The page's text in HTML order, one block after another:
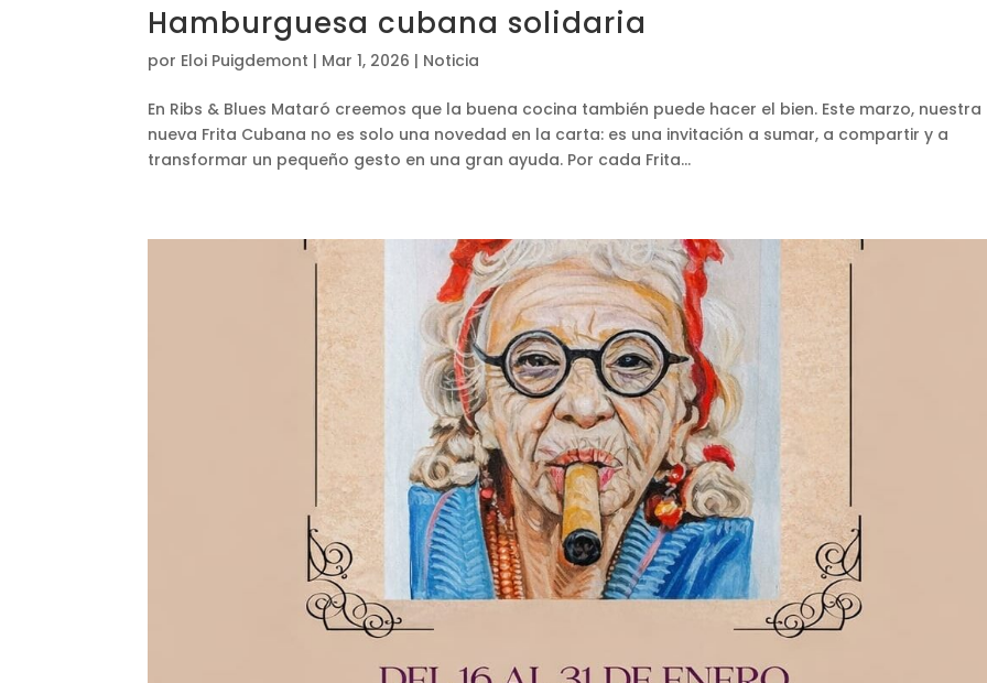
Hamburguesa cubana solidaria
por Eloi Puigdemont | Mar 1, 2026 | Noticia
En Ribs & Blues Mataró creemos que la buena cocina también puede hacer el bien. Este marzo, nuestra
nueva Frita Cubana no es solo una novedad en la carta: es una invitación a sumar, a compartir y a
transformar un pequeño gesto en una gran ayuda. Por cada Frita...